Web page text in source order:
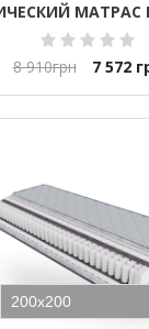
МАТРАС
8 910грн 7 572